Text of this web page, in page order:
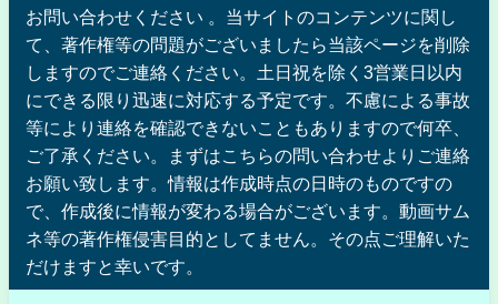
お問い合わせください 。当サイトのコンテンツに関し
て、著作権等の問題がございましたら当該ページを削除
しますのでご連絡ください。土日祝を除く3営業日以内
にできる限り迅速に対応する予定です。不慮による事故
等により連絡を確認できないこともありますので何卒、
ご了承ください。まずはこちらの問い合わせよりご連絡
お願い致します。情報は作成時点の日時のものですの
で、作成後に情報が変わる場合がございます。動画サム
ネ等の著作権侵害目的としてません。その点ご理解いた
だけますと幸いです。